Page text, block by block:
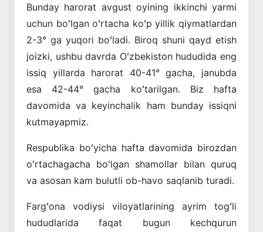
Bunday harorat avgust oyining ikkinchi yarmi
uchun boʻlgan oʻrtacha koʻp yillik qiymatlardan
2-3° ga yuqori boʻladi. Biroq shuni qayd etish
joizki, ushbu davrda Oʻzbekiston hududida eng
issiq yillarda harorat 40-41° gacha, janubda
esa 42-44° gacha koʻtarilgan. Biz hafta
davomida va keyinchalik ham bunday issiqni
kutmayapmiz.
Respublika boʻyicha hafta davomida birozdan
oʻrtachagacha boʻlgan shamollar bilan quruq
va asosan kam bulutli ob-havo saqlanib turadi.
Fargʻona vodiysi viloyatlarining ayrim togʻli
hududlarida faqat bugun kechqurun